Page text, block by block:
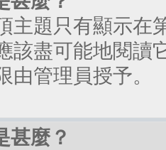
主題只有顯示在
該盡可能地閱讀
由管理員授予。
甚麼？